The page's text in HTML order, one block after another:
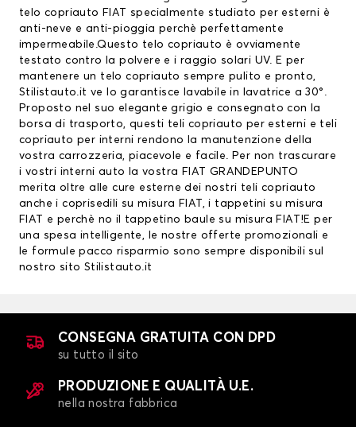
telo copriauto FIAT
specialmente studiato per esterni è
anti-neve e anti-pioggia perchè perfettamente
impermeabile.Questo telo copriauto è ovviamente
testato contro la polvere e i raggio solari UV. E per
mantenere un telo copriauto sempre pulito e pronto,
Stilistauto.it ve lo garantisce lavabile in lavatrice a 30°.
Proposto nel suo elegante grigio e consegnato con la
borsa di trasporto, questi teli copriauto per esterni e teli
copriauto per interni rendono la manutenzione della
vostra carrozzeria, piacevole e facile. Per non trascurare
i vostri interni auto la vostra FIAT GRANDEPUNTO
merita oltre alle cure esterne dei nostri teli copriauto
anche icoprisedili su misura FIAT , i tappetini su misura
FIAT
e perchè no il tappetino baule su misura FIAT!E per
una spesa intelligente, le nostre offerte promozionali e
le formule pacco risparmio sono sempre disponibili sul
nostro sito Stilistauto.it
CONSEGNA GRATUITA CON DPD
su tutto il sito
PRODUZIONE E QUALITÀ U.E.
nella nostra fabbrica